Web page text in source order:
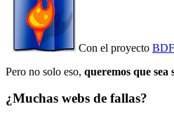
Con el proyecto
Pero no solo eso, queremos que sea
¿Muchas webs de fallas?